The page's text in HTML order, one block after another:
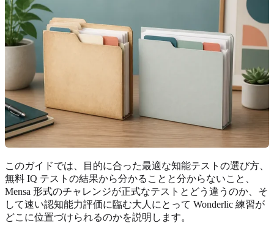
このガイドでは、目的に合った最適な知能テストの選び方、
無料 IQ テストの結果から分かることと分からないこと、
Mensa 形式のチャレンジが正式なテストとどう違うのか、そ
して速い認知能力評価に臨む大人にとって Wonderlic 練習が
どこに位置づけられるのかを説明します。